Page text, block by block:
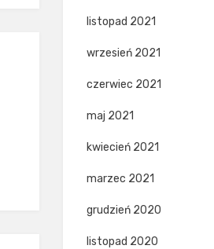
listopad 2021
wrzesień 2021
czerwiec 2021
maj 2021
kwiecień 2021
marzec 2021
grudzień 2020
listopad 2020